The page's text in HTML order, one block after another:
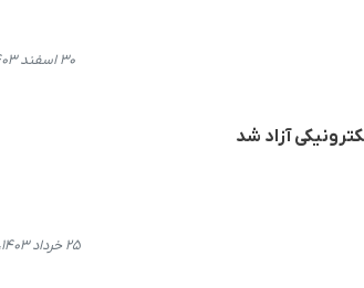
۳۰ اسفند ۱۴۰۳، ۱۱:۵۱
آزاد شد
۲۵ خرداد ۱۴۰۳، ۲۳:۳۲